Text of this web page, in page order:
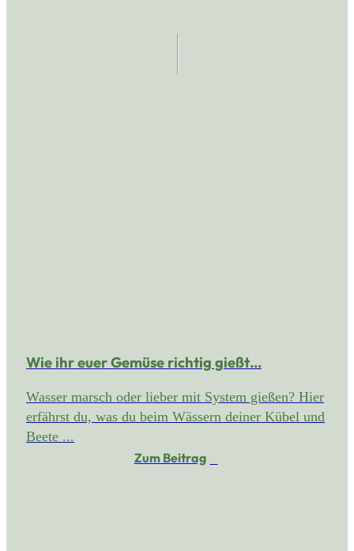
Wie ihr euer Gemüse richtig gießt…
Wasser marsch oder lieber mit System gießen? Hier
erfährst du, was du beim Wässern deiner Kübel und
Beete ...
Zum Beitrag